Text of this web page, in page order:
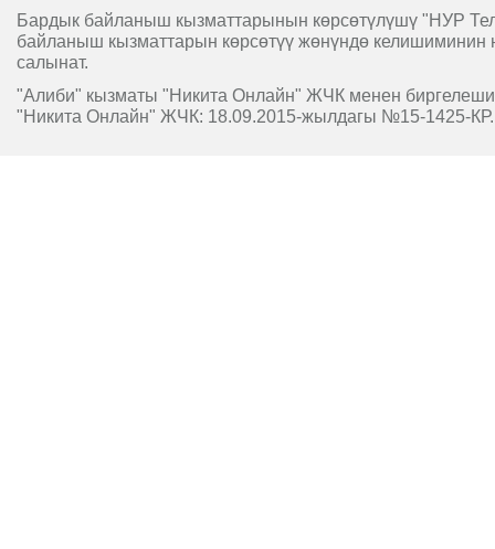
Бардык байланыш кызматтарынын көрсөтүлүшү "НУР
байланыш кызматтарын көрсөтүү жөнүндө келишиминин
салынат.
"Алиби" кызматы "Никита Онлайн" ЖЧК менен
"Никита Онлайн" ЖЧК: 18.09.2015-жылдагы №15-1425-КР.